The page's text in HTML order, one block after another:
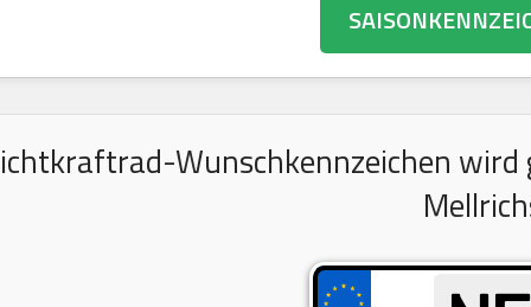
Wunschkennzeichen